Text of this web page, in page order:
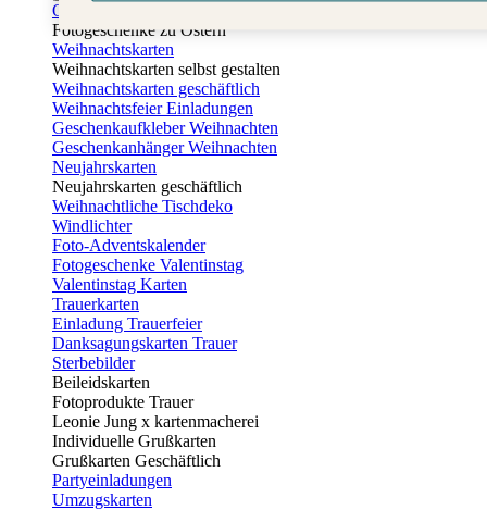
Osterkarten
Fotogeschenke zu Ostern
Weihnachtskarten
Weihnachtskarten selbst gestalten
Weihnachtskarten geschäftlich
Weihnachtsfeier Einladungen
Geschenkaufkleber Weihnachten
Geschenkanhänger Weihnachten
Neujahrskarten
Neujahrskarten geschäftlich
Weihnachtliche Tischdeko
Windlichter
Foto-Adventskalender
Fotogeschenke Valentinstag
Valentinstag Karten
Trauerkarten
Einladung Trauerfeier
Danksagungskarten Trauer
Sterbebilder
Beileidskarten
Fotoprodukte Trauer
Leonie Jung x kartenmacherei
Individuelle Grußkarten
Grußkarten Geschäftlich
Partyeinladungen
Umzugskarten